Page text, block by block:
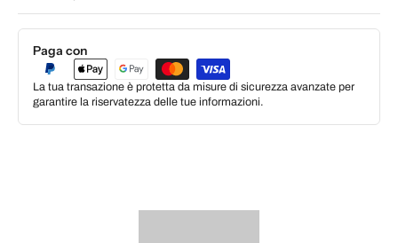
Paga con
La tua transazione è protetta da misure di sicurezza avanzate per
garantire la riservatezza delle tue informazioni.